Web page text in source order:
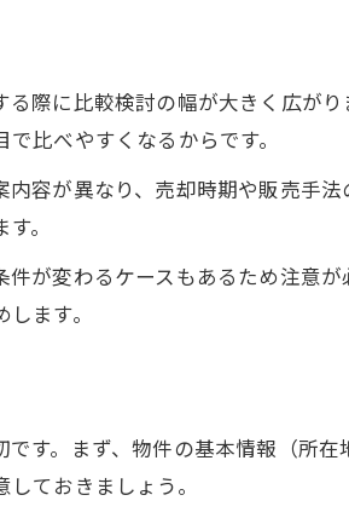
感ある取引を実現するための査定比
売却査定を比較する際の見るべき基
対応力で選ぶ売却査定会社の比較
売却査定を通じて納得取引を実現す
複数の売却査定結果を納得材料に
売却査定の違いを知り比較に活かす
売却査定で失敗しないための実践
高評価を得た売却査定活用術を実例
際に比較検討の幅が大きく広が
比べやすくなるからです。
容が異なり、売却時期や販売手
。
が変わるケースもあるため注意
ます。
す。まず、物件の基本情報（所
ておきましょう。